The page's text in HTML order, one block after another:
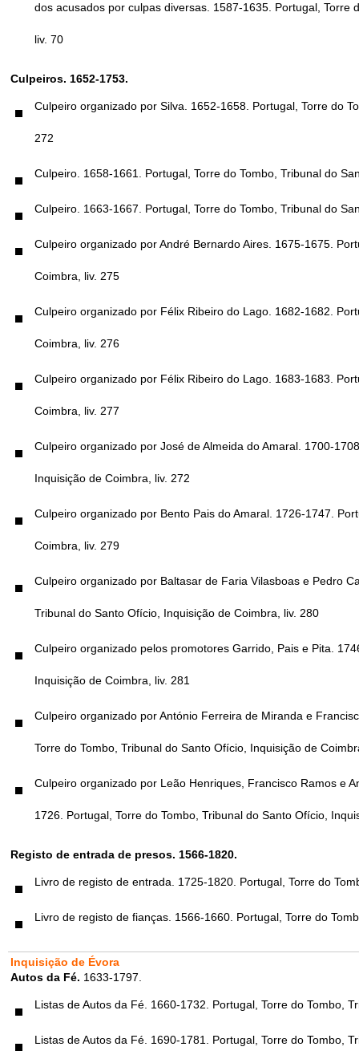
dos acusados por culpas diversas. 1587-1635. Portugal,
liv. 70
Culpeiros. 1652-1753.
Culpeiro organizado por Silva. 1652-1658. Portugal, Torre do
272
Culpeiro. 1658-1661. Portugal, Torre do Tombo, Tribunal do
Culpeiro. 1663-1667. Portugal, Torre do Tombo, Tribunal do
Culpeiro organizado por André Bernardo Aires. 1675-1675.
Coimbra, liv. 275
Culpeiro organizado por Félix Ribeiro do Lago. 1682-1682.
Coimbra, liv. 276
Culpeiro organizado por Félix Ribeiro do Lago. 1683-1683.
Coimbra, liv. 277
Culpeiro organizado por José de Almeida do Amaral. 1700-
Inquisição de Coimbra, liv. 272
Culpeiro organizado por Bento Pais do Amaral. 1726-1747.
Coimbra, liv. 279
Culpeiro organizado por Baltasar de Faria Vilasboas e Pedro
Tribunal do Santo Ofício, Inquisição de Coimbra, liv. 280
Culpeiro organizado pelos promotores Garrido, Pais e Pita.
Inquisição de Coimbra, liv. 281
Culpeiro organizado por António Ferreira de Miranda e
Torre do Tombo, Tribunal do Santo Ofício, Inquisição de
Culpeiro organizado por Leão Henriques, Francisco Ramos e
1726. Portugal, Torre do Tombo, Tribunal do Santo Ofício,
Registo de entrada de presos. 1566-1820.
Livro de registo de entrada. 1725-1820. Portugal, Torre do
Livro de registo de fianças. 1566-1660. Portugal, Torre do
Inquisição de Évora
Autos da Fé. 1633-1797.
Listas de Autos da Fé. 1660-1732. Portugal, Torre do Tombo,
Listas de Autos da Fé. 1690-1781. Portugal, Torre do Tombo,